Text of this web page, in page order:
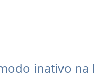
inativo na